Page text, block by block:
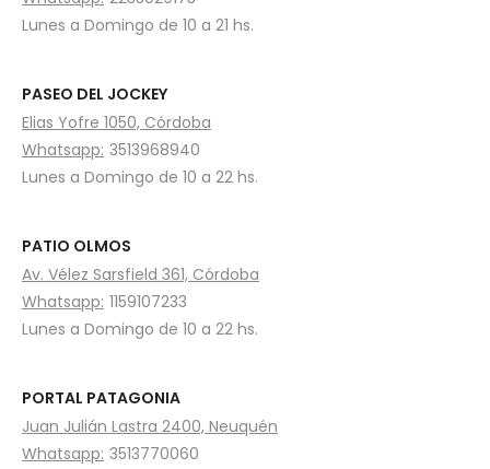
Lunes a Domingo de 10 a 21 hs.
PASEO DEL JOCKEY
Elias Yofre 1050, Córdoba
Whatsapp: 3513968940
Lunes a Domingo de 10 a 22 hs.
PATIO OLMOS
Av. Vélez Sarsfield 361, Córdoba
Whatsapp: 1159107233
Lunes a Domingo de 10 a 22 hs.
PORTAL PATAGONIA
Juan Julián Lastra 2400, Neuquén
Whatsapp: 3513770060